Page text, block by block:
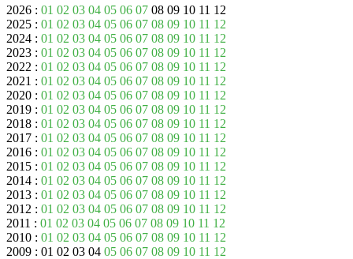
2026 : 01 02 03 04 05 06 07 08 09 10 11 12
2025 : 01 02 03 04 05 06 07 08 09 10 11 12
2024 : 01 02 03 04 05 06 07 08 09 10 11 12
2023 : 01 02 03 04 05 06 07 08 09 10 11 12
2022 : 01 02 03 04 05 06 07 08 09 10 11 12
2021 : 01 02 03 04 05 06 07 08 09 10 11 12
2020 : 01 02 03 04 05 06 07 08 09 10 11 12
2019 : 01 02 03 04 05 06 07 08 09 10 11 12
2018 : 01 02 03 04 05 06 07 08 09 10 11 12
2017 : 01 02 03 04 05 06 07 08 09 10 11 12
2016 : 01 02 03 04 05 06 07 08 09 10 11 12
2015 : 01 02 03 04 05 06 07 08 09 10 11 12
2014 : 01 02 03 04 05 06 07 08 09 10 11 12
2013 : 01 02 03 04 05 06 07 08 09 10 11 12
2012 : 01 02 03 04 05 06 07 08 09 10 11 12
2011 : 01 02 03 04 05 06 07 08 09 10 11 12
2010 : 01 02 03 04 05 06 07 08 09 10 11 12
2009 : 01 02 03 04 05 06 07 08 09 10 11 12